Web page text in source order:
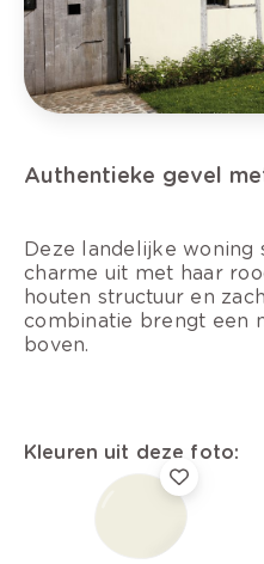
Authentieke gevel
Deze landelijke woning
charme uit met haar
houten structuur en
combinatie brengt een
boven.
Kleuren uit deze foto: